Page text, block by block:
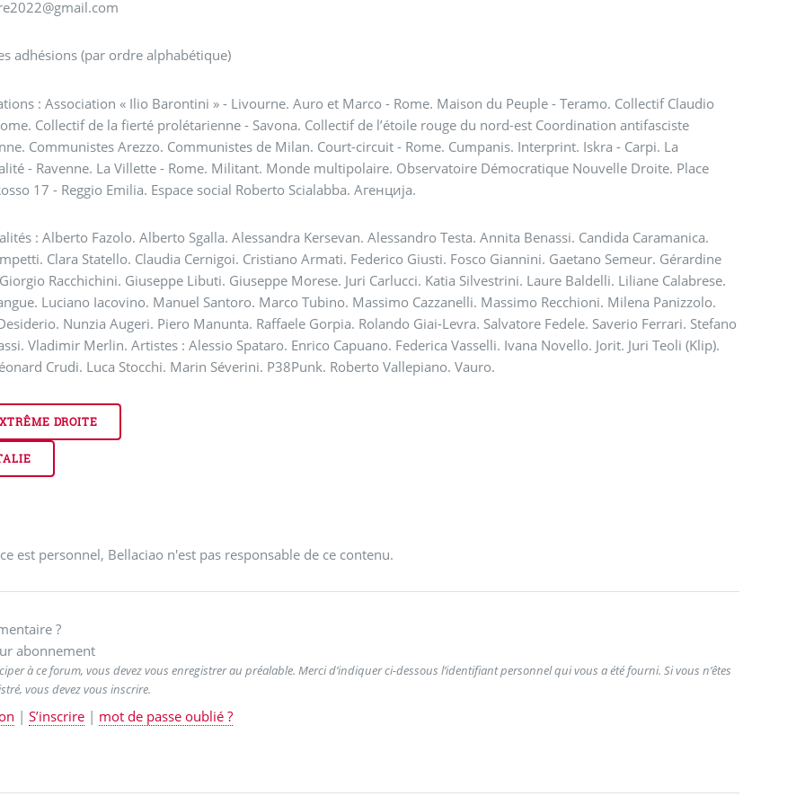
adhésions (par ordre alphabétique)
: Association « Ilio Barontini » - Livourne. Auro et Marco - Rome. Maison du Peuple - Teramo. Collectif Claudio
Collectif de la fierté prolétarienne - Savona. Collectif de l’étoile rouge du nord-est Coordination antifasciste
Communistes Arezzo. Communistes de Milan. Court-circuit - Rome. Cumpanis. Interprint. Iskra - Carpi. La
- Ravenne. La Villette - Rome. Militant. Monde multipolaire. Observatoire Démocratique Nouvelle Droite. Place
17 - Reggio Emilia. Espace social Roberto Scialabba. Агенциja.
: Alberto Fazolo. Alberto Sgalla. Alessandra Kersevan. Alessandro Testa. Annita Benassi. Candida Caramanica.
Clara Statello. Claudia Cernigoi. Cristiano Armati. Federico Giusti. Fosco Giannini. Gaetano Semeur. Gérardine
Racchichini. Giuseppe Libuti. Giuseppe Morese. Juri Carlucci. Katia Silvestrini. Laure Baldelli. Liliane Calabrese.
Luciano Iacovino. Manuel Santoro. Marco Tubino. Massimo Cazzanelli. Massimo Recchioni. Milena Panizzolo.
Nunzia Augeri. Piero Manunta. Raffaele Gorpia. Rolando Giai-Levra. Salvatore Fedele. Saverio Ferrari. Stefano
Vladimir Merlin. Artistes : Alessio Spataro. Enrico Capuano. Federica Vasselli. Ivana Novello. Jorit. Juri Teoli (Klip).
Crudi. Luca Stocchi. Marin Séverini. P38Punk. Roberto Vallepiano. Vauro.
DROITE
est personnel, Bellaciao n'est pas responsable de ce contenu.
?
abonnement
à ce forum, vous devez vous enregistrer au préalable. Merci d’indiquer ci-dessous l’identifiant personnel qui vous a été fourni. Si vous n’êtes
vous devez vous inscrire.
|S’inscrire | mot de passe oublié ?